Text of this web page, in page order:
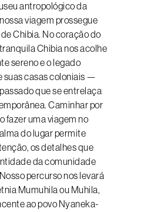
antropológico da
viagem prossegue
Chibia. No coração do
Chibia nos acolhe
sereno e o legado
suas casas coloniais —
que se entrelaça
Caminhar por
fazer uma viagem no
do lugar permite
os detalhes que
da comunidade
percurso nos levará
Mumuhila ou Muhila,
ao povo Nyaneka-